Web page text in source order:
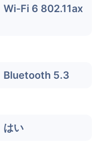
Wi-Fi 6 802.11ax
Bluetooth 5.3
はい